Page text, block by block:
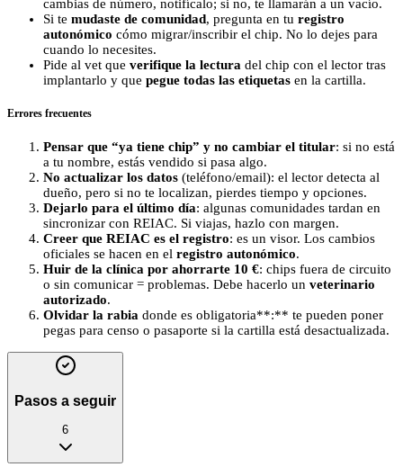
cambias de número, notifícalo; si no, te llamarán a un vacío.
Si te mudaste de comunidad, pregunta en tu registro
autonómico cómo migrar/inscribir el chip. No lo dejes para
cuando lo necesites.
Pide al vet que verifique la lectura del chip con el lector tras
implantarlo y que pegue todas las etiquetas en la cartilla.
Errores frecuentes
Pensar que “ya tiene chip” y no cambiar el titular: si no está
a tu nombre, estás vendido si pasa algo.
No actualizar los datos (teléfono/email): el lector detecta al
dueño, pero si no te localizan, pierdes tiempo y opciones.
Dejarlo para el último día: algunas comunidades tardan en
sincronizar con REIAC. Si viajas, hazlo con margen.
Creer que REIAC es el registro: es un visor. Los cambios
oficiales se hacen en el registro autonómico.
Huir de la clínica por ahorrarte 10 €: chips fuera de circuito
o sin comunicar = problemas. Debe hacerlo un veterinario
autorizado.
Olvidar la rabia donde es obligatoria**:** te pueden poner
pegas para censo o pasaporte si la cartilla está desactualizada.
Pasos a seguir
6